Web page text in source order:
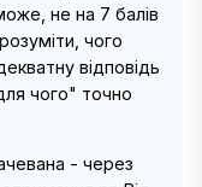
не на 7 балів
чого
відповідь
чого" точно
- через